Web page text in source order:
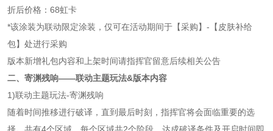
折后价格：68虹卡
*该涂装为联动限定涂装，仅可在活动期间于【采购】-【皮肤补给
包】处进行采购
版本新增礼包内容和上架时间请指挥官留意后续相关公告
二、寄渊残响——联动主题玩法&版本内容
1)联动主题玩法-寄渊残响
随着时间推移进行破译，直到最后时刻，指挥官将会面临重要的选
择。共有4个区域，每个区域共2个阶段，达成破译条件及开启时间即